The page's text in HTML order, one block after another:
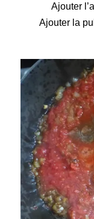
Ajouter
Ajouter la